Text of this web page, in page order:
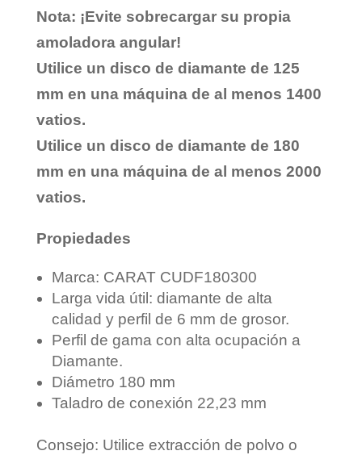
Nota: ¡Evite sobrecargar su propia
amoladora angular!
Utilice un disco de diamante de 125
mm en una máquina de al menos 1400
vatios.
Utilice un disco de diamante de 180
mm en una máquina de al menos 2000
vatios.
Propiedades
Marca: CARAT CUDF180300
Larga vida útil: diamante de alta
calidad y perfil de 6 mm de grosor.
Perfil de gama con alta ocupación a
Diamante.
Diámetro 180 mm
Taladro de conexión 22,23 mm
Consejo: Utilice extracción de polvo o